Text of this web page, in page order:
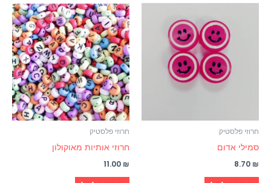
חרוזי פלסטיק
סמילי אדום
8.70 ₪
חרוזי פלסטיק
חרוזי אותיות מאוקולון
11.00 ₪